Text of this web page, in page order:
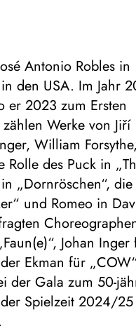
Antonio Robles in
den USA. Im Jahr
er 2023 zum Ersten
Werke von Jiří
William Forsythe,
Rolle des Puck in
„Dornröschen“, die
und Romeo in
Johan Inger
Ekman für
der Gala zum 50-
Spielzeit 2024/